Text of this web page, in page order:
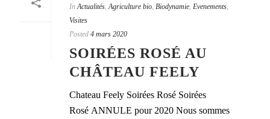
In Actualités,Agriculture bio, Biodynamie, Evenements,
Visites
Posted 4 mars 2020
SOIRÉES ROSÉ AU
CHÂTEAU FEELY
Chateau Feely Soirées Rosé Soirées
Rosé ANNULE pour 2020 Nous sommes